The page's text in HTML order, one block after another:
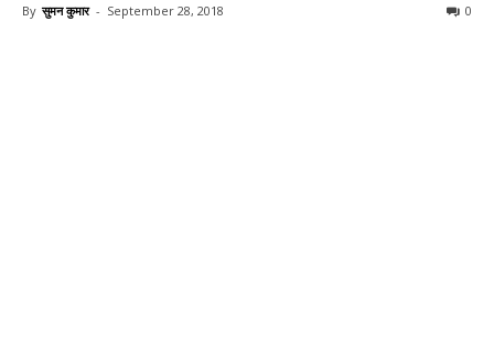
By सुमन कुमार - September 28, 2018 0